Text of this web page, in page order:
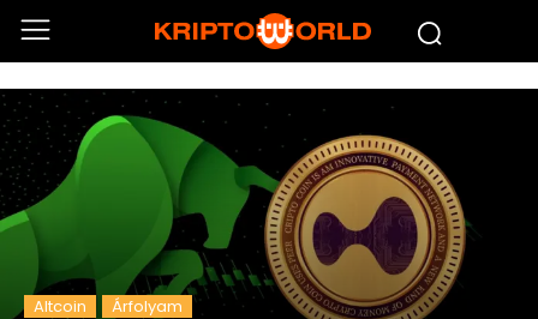
Altcoin Árfolyam